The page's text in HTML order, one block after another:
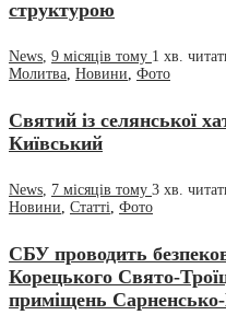
структурою
News, 9 місяців тому 1 хв.
Молитва, Новини, Фото
Святий із селянської
Київський
News, 7 місяців тому 3 хв.
Новини, Статті, Фото
СБУ проводить
Корецького Свято-
приміщень